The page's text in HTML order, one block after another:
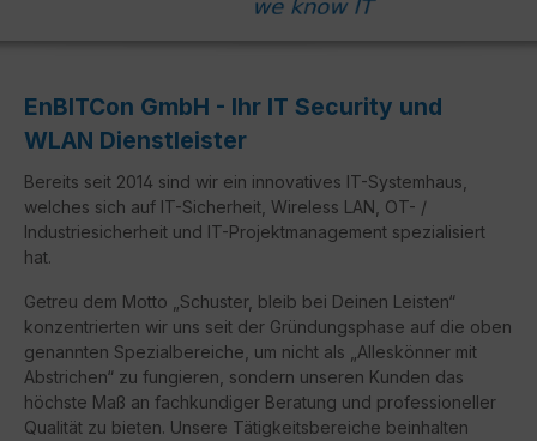
EnBITCon GmbH - Ihr IT Security und
WLAN Dienstleister
Bereits seit 2014 sind wir ein innovatives IT-Systemhaus,
welches sich auf IT-Sicherheit, Wireless LAN, OT- /
Industriesicherheit und IT-Projektmanagement spezialisiert
hat.
Getreu dem Motto „Schuster, bleib bei Deinen Leisten“
konzentrierten wir uns seit der Gründungsphase auf die oben
genannten Spezialbereiche, um nicht als „Alleskönner mit
Abstrichen“ zu fungieren, sondern unseren Kunden das
höchste Maß an fachkundiger Beratung und professioneller
Qualität zu bieten. Unsere Tätigkeitsbereiche beinhalten